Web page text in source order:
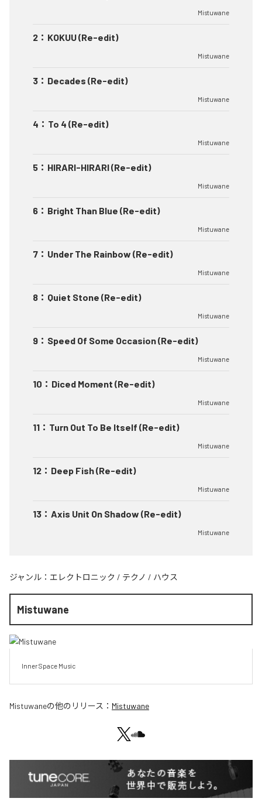
Mistuwane
2 ： KOKUU (Re-edit)
Mistuwane
3 ： Decades (Re-edit)
Mistuwane
4 ： To 4 (Re-edit)
Mistuwane
5 ： HIRARI-HIRARI (Re-edit)
Mistuwane
6 ： Bright Than Blue (Re-edit)
Mistuwane
7 ： Under The Rainbow (Re-edit)
Mistuwane
8 ： Quiet Stone (Re-edit)
Mistuwane
9 ： Speed Of Some Occasion (Re-edit)
Mistuwane
10 ： Diced Moment (Re-edit)
Mistuwane
11 ： Turn Out To Be Itself (Re-edit)
Mistuwane
12 ： Deep Fish (Re-edit)
Mistuwane
13 ： Axis Unit On Shadow (Re-edit)
Mistuwane
ジャンル： エレクトロニック / テクノ / ハウス
Mistuwane
Inner Space Music
Mistuwaneの他のリリース： Mistuwane